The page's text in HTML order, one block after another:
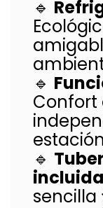
🔹
🔹
Confort
🔹
incluida